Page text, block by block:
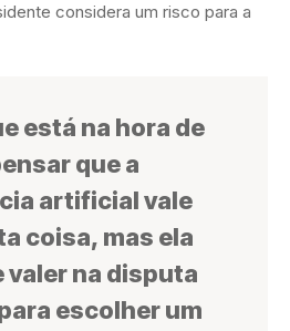
considera um risco para a
está na hora de
que a
artificial vale
coisa, mas ela
valer na disputa
escolher um